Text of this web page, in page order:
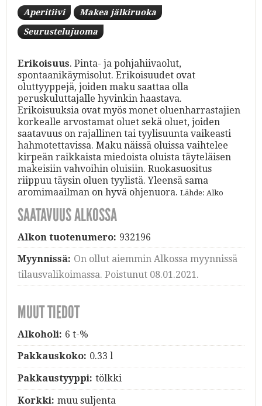
Aperitiivi Makea jälkiruoka
Seurustelujuoma
Erikoisuus. Pinta- ja pohjahiivaolut,
spontaanikäymisolut. Erikoisuudet ovat
oluttyyppejä, joiden maku saattaa olla
peruskuluttajalle hyvinkin haastava.
Erikoisuuksia ovat myös monet oluenharrastajien
korkealle arvostamat oluet sekä oluet, joiden
saatavuus on rajallinen tai tyylisuunta vaikeasti
hahmotettavissa. Maku näissä oluissa vaihtelee
kirpeän raikkaista miedoista oluista täyteläisen
makeisiin vahvoihin oluisiin. Ruokasuositus
riippuu täysin oluen tyylistä. Yleensä sama
aromimaailman on hyvä ohjenuora. Lähde: Alko
SAATAVUUS ALKOSSA
Alkon tuotenumero: 932196
Myynnissä: On ollut aiemmin Alkossa myynnissä
tilausvalikoimassa. Poistunut 08.01.2021.
MUUT TIEDOT
Alkoholi: 6 t-%
Pakkauskoko: 0.33 l
Pakkaustyyppi: tölkki
Korkki: muu suljenta